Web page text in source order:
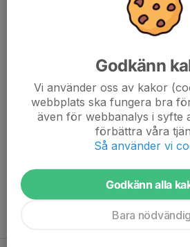
Anmäl här om du vill vara med på festen:
Fyll i formuläret om du vara med och
Godkänn
Vi använder oss av kakor
webbplats ska fungera bra
även för webbanalys i syfte
förbättra våra
Så använder vi
Godkänn alla
Bara